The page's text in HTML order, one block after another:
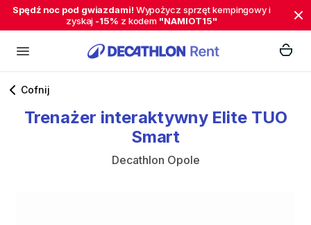
Spędź noc pod gwiazdami! Wypożycz sprzęt kempingowy i
zyskaj -15% z kodem "NAMIOT15"
Cofnij
Trenażer interaktywny Elite TUO
Smart
Decathlon Opole